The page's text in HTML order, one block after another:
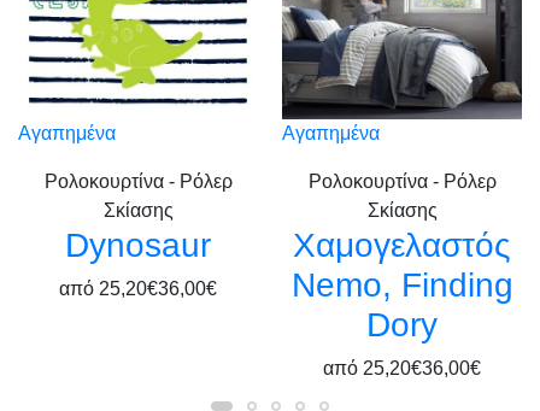
Αγαπημένα
Ρολοκουρτίνα - Ρόλερ
Σκίασης
Dynosaur
από 25,20€36,00€
Αγαπημένα
Ρολοκουρτίνα - Ρόλερ
Σκίασης
Χαμογελαστός
Nemo, Finding
Dory
από 25,20€36,00€